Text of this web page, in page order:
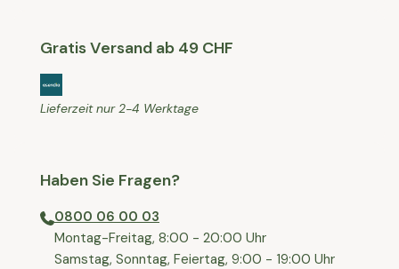
Gratis Versand ab 49 CHF
Lieferzeit nur 2-4 Werktage
Haben Sie Fragen?
0800 06 00 03
⁠Montag-Freitag, 8:00 - 20:00 Uhr
⁠Samstag, Sonntag, Feiertag, 9:00 - 19:00 Uhr